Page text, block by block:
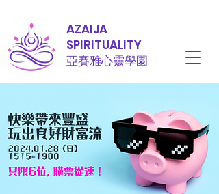
AZAIJA
SPIRITUALITY
亞賽雅心靈學園